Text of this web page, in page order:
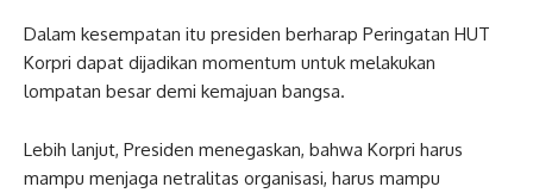
Dalam kesempatan itu presiden berharap Peringatan HUT
Korpri dapat dijadikan momentum untuk melakukan
lompatan besar demi kemajuan bangsa.
Lebih lanjut, Presiden menegaskan, bahwa Korpri harus
mampu menjaga netralitas organisasi, harus mampu